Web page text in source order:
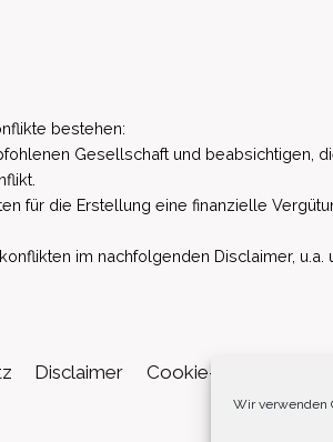
Wir verwenden
bestehen:
Gesellschaft und beabsichtigen,
für die Erstellung eine finanzielle
im nachfolgenden Disclaimer, u.a.
Disclaimer Cookie-Richtlinie (EU)